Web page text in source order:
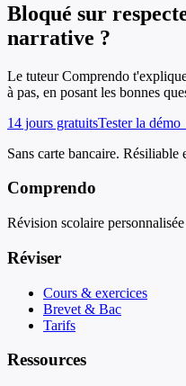
Bloqué sur
narrative ?
Le tuteur Comprendo
à pas, en posant les bonnes
14 jours gratuitsTester la
Sans carte bancaire. Résiliable
Comprendo
Révision scolaire
Réviser
Cours & exercices
Brevet & Bac
Tarifs
Ressources